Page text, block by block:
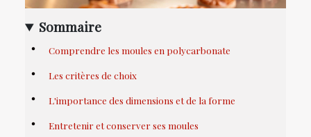
Sommaire
Comprendre les moules en polycarbonate
Les critères de choix
L'importance des dimensions et de la forme
Entretenir et conserver ses moules